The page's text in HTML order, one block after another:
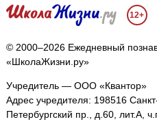
12+
© 2000–2026 Ежедневный
«ШколаЖизни.ру»
Учредитель — ООО «Квантор»
Адрес учредителя: 198516
Петербургский пр., д.60, лит.А,